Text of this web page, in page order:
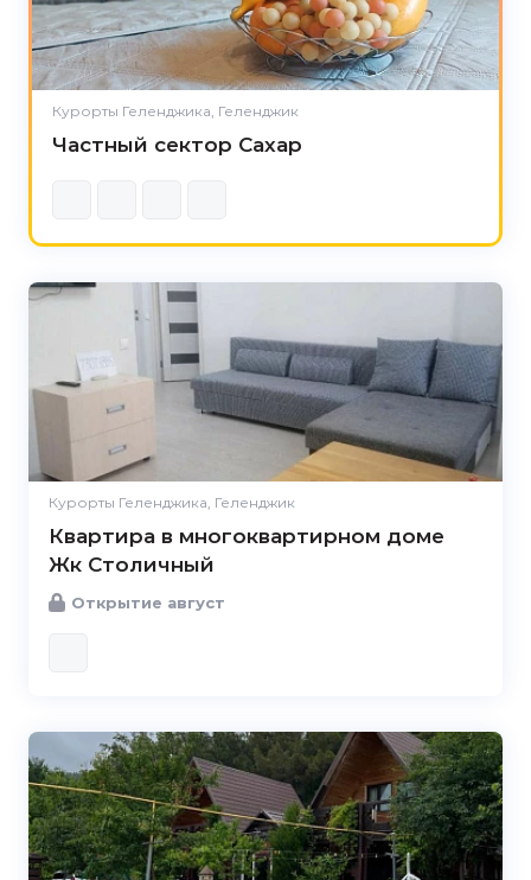
Курорты Геленджика, Геленджик
Частный сектор Сахар
Курорты Геленджика, Геленджик
Квартира в многоквартирном доме
Жк Столичный
Открытие август